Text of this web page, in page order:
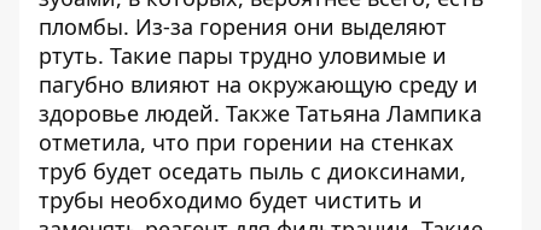
пломбы. Из-за горения они выделяют
ртуть. Такие пары трудно уловимые и
пагубно влияют на окружающую среду и
здоровье людей. Также Татьяна Лампика
отметила, что при горении на стенках
труб будет оседать пыль с диоксинами,
трубы необходимо будет чистить и